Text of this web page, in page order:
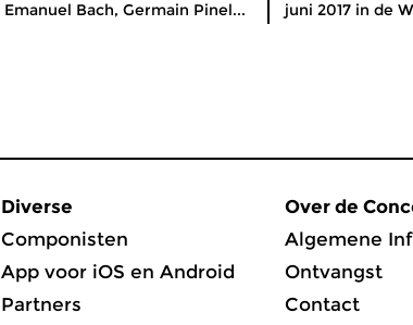
Emanuel Bach, Germain Pinel...
juni 2017 in de
Diverse
Componisten
App voor iOS en Android
Partners
Over de
Algemene
Ontvangst
Contact